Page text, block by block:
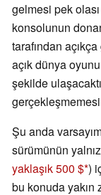
gelmesi pek
konsolunun
tarafından
açık dünya
şekilde
Şu anda
sürümünün
yaklaşık 500 $ )
bu konuda yakın